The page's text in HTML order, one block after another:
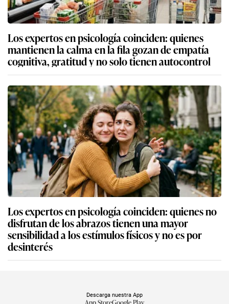
Los expertos en psicología coinciden: quienes
mantienen la calma en la fila gozan de empatía
cognitiva, gratitud y no solo tienen autocontrol
Los expertos en psicología coinciden: quienes no
disfrutan de los abrazos tienen una mayor
sensibilidad a los estímulos físicos y no es por
desinterés
Descarga nuestra App